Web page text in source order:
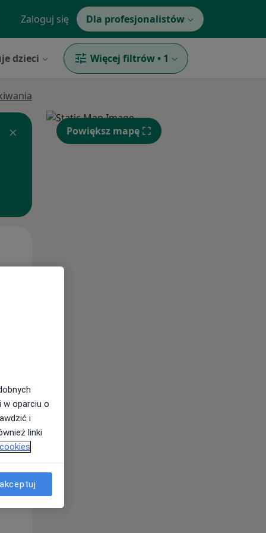
Zaloguj się Dla profesjonalistów
dzieci Więcej filtrów • 1
Pon,
10 Sie
Powiększ mapę
w oparciu o
i
linki